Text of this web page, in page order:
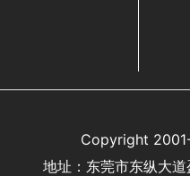
Copyright
地址：东莞市东纵大